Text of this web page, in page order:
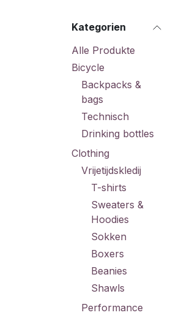
Kategorien
Alle Produkte
Bicycle
Backpacks &
bags
Technisch
Drinking bottles
Clothing
Vrijetijdskledij
T-shirts
Sweaters &
Hoodies
Sokken
Boxers
Beanies
Shawls
Performance